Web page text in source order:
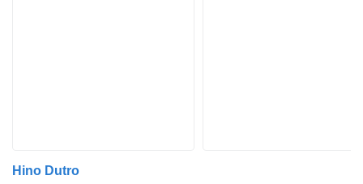
Hino Dutro